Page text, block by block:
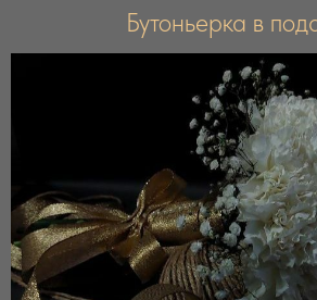
Бутоньерка в